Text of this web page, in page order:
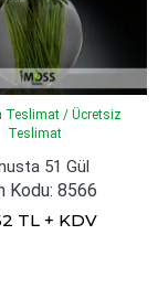
Teslimat / Ücretsiz
Teslimat
51 Gül
Kodu: 8566
TL + KDV